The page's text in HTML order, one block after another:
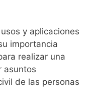
y aplicaciones
importancia
realizar una
asuntos
de las personas